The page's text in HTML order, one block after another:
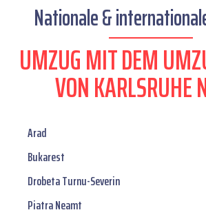
Nationale &
UMZUG MIT DEM
VON KARLSRUHE
Arad
Bukarest
Drobeta Turnu-Severin
Piatra Neamt